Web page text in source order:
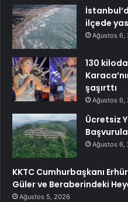
ilçede
Ağustos 6,
130
şaşırttı
Ağustos 6,
Ücretsiz
Ağustos 6,
KKTC Cumhurbaşkanı
Güler ve Beraberindeki
Ağustos 5, 2026